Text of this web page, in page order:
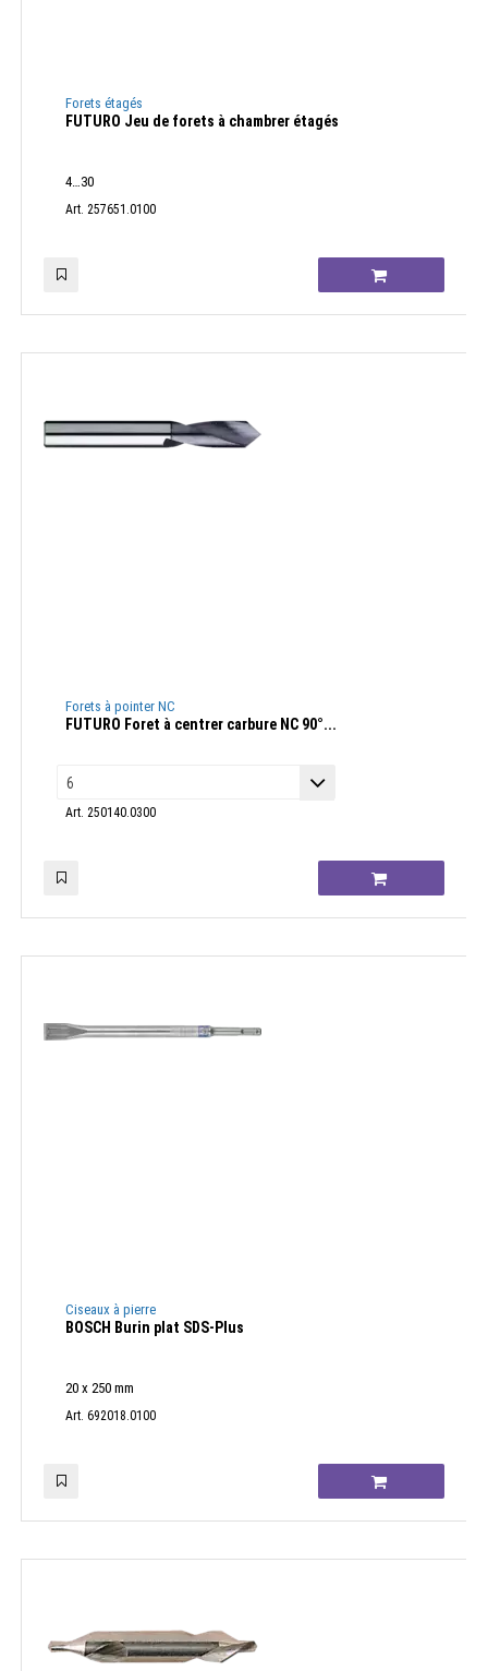
Forets étagés
FUTURO Jeu de forets à chambrer étagés
4…30
Art. 257651.0100
Forets à pointer NC
FUTURO Foret à centrer carbure NC 90°...
Art. 250140.0300
Ciseaux à pierre
BOSCH Burin plat SDS-Plus
20 x 250 mm
Art. 692018.0100